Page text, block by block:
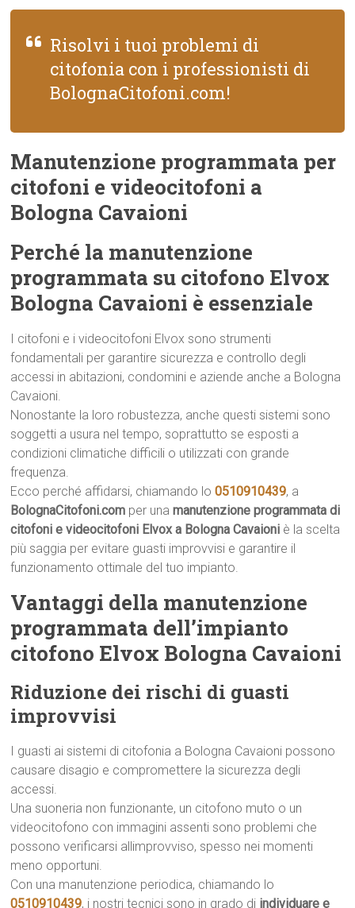
Risolvi i tuoi problemi di
citofonia con i professionisti di
BolognaCitofoni.com!
Manutenzione programmata per
citofoni e videocitofoni a
Bologna Cavaioni
Perché la manutenzione
programmata su citofono Elvox
Bologna Cavaioni è essenziale
I citofoni e i videocitofoni Elvox sono strumenti
fondamentali per garantire sicurezza e controllo degli
accessi in abitazioni, condomini e aziende anche a Bologna
Cavaioni.
Nonostante la loro robustezza, anche questi sistemi sono
soggetti a usura nel tempo, soprattutto se esposti a
condizioni climatiche difficili o utilizzati con grande
frequenza.
Ecco perché affidarsi, chiamando lo0510910439, a
BolognaCitofoni.com per unamanutenzione programmata di
citofoni e videocitofoni Elvox a Bologna Cavaioni è la scelta
più saggia per evitare guasti improvvisi e garantire il
funzionamento ottimale del tuo impianto.
Vantaggi della manutenzione
programmata dell’impianto
citofono Elvox Bologna Cavaioni
Riduzione dei rischi di guasti
improvvisi
I guasti ai sistemi di citofonia a Bologna Cavaioni possono
causare disagio e compromettere la sicurezza degli
accessi.
Una suoneria non funzionante, un citofono muto o un
videocitofono con immagini assenti sono problemi che
possono verificarsi allimprovviso, spesso nei momenti
meno opportuni.
Con una manutenzione periodica, chiamando lo
0510910439, i nostri tecnici sono in grado di individuare e